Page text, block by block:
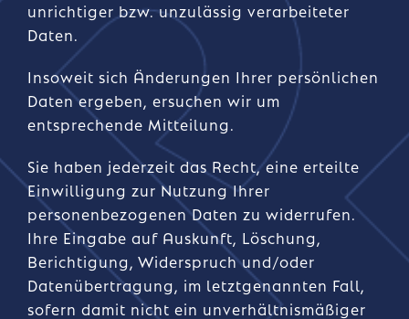
unrichtiger bzw. unzulässig verarbeiteter
Daten.
Insoweit sich Änderungen Ihrer persönlichen
Daten ergeben, ersuchen wir um
entsprechende Mitteilung.
Sie haben jederzeit das Recht, eine erteilte
Einwilligung zur Nutzung Ihrer
personenbezogenen Daten zu widerrufen.
Ihre Eingabe auf Auskunft, Löschung,
Berichtigung, Widerspruch und/oder
Datenübertragung, im letztgenannten Fall,
sofern damit nicht ein unverhältnismäßiger